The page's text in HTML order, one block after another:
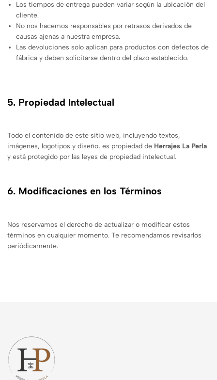
Los tiempos de entrega pueden variar según la ubicación del
cliente.
No nos hacemos responsables por retrasos derivados de
causas ajenas a nuestra empresa.
Las devoluciones solo aplican para productos con defectos de
fábrica y deben solicitarse dentro del plazo establecido.
5. Propiedad Intelectual
Todo el contenido de este sitio web, incluyendo textos,
imágenes, logotipos y diseño, es propiedad de Herrajes La Perla
y está protegido por las leyes de propiedad intelectual.
6. Modificaciones en los Términos
Nos reservamos el derecho de actualizar o modificar estos
términos en cualquier momento. Te recomendamos revisarlos
periódicamente.